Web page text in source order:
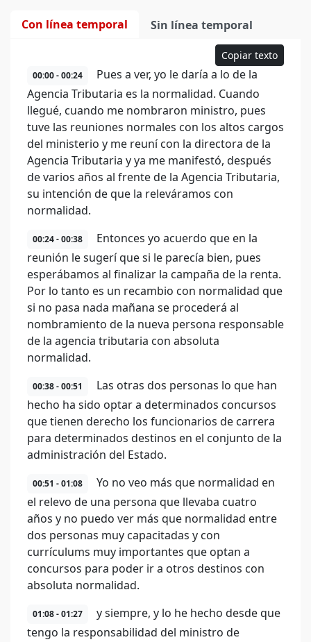
Con línea temporal Sin línea temporal
Copiar texto
00:00 - 00:24
Pues a ver, yo le daría a lo de la
Agencia Tributaria es la normalidad. Cuando
llegué, cuando me nombraron ministro, pues
tuve las reuniones normales con los altos cargos
del ministerio y me reuní con la directora de la
Agencia Tributaria y ya me manifestó, después
de varios años al frente de la Agencia Tributaria,
su intención de que la releváramos con
normalidad.
00:24 - 00:38
Entonces yo acuerdo que en la
reunión le sugerí que si le parecía bien, pues
esperábamos al finalizar la campaña de la renta.
Por lo tanto es un recambio con normalidad que
si no pasa nada mañana se procederá al
nombramiento de la nueva persona responsable
de la agencia tributaria con absoluta
normalidad.
00:38 - 00:51
Las otras dos personas lo que han
hecho ha sido optar a determinados concursos
que tienen derecho los funcionarios de carrera
para determinados destinos en el conjunto de la
administración del Estado.
00:51 - 01:08
Yo no veo más que normalidad en
el relevo de una persona que llevaba cuatro
años y no puedo ver más que normalidad entre
dos personas muy capacitadas y con
currículums muy importantes que optan a
concursos para poder ir a otros destinos con
absoluta normalidad.
01:08 - 01:27
y siempre, y lo he hecho desde que
tengo la responsabilidad del ministro de